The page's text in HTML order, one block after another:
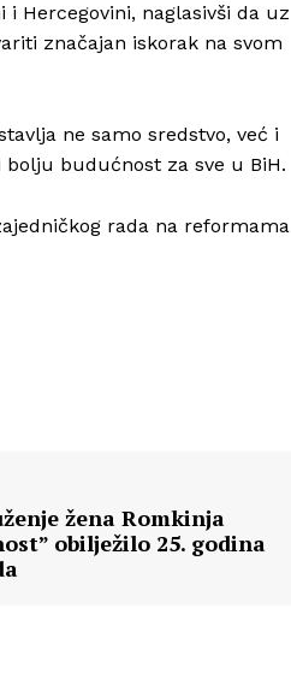
O nama
Hercegovini, naglasivši da uz
značajan iskorak na svom
ne samo sredstvo, već i
budućnost za sve u BiH.
rada na reformama
žena Romkinja
obilježilo 25. godina